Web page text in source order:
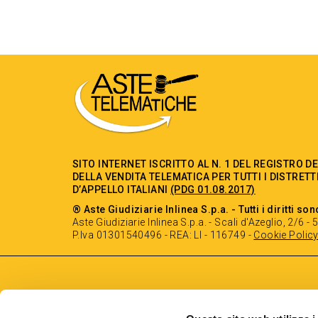
SITO INTERNET ISCRITTO AL N. 1 DEL REGISTRO
DELLA VENDITA TELEMATICA PER TUTTI I
D’APPELLO ITALIANI (PDG 01.08.2017)
® Aste Giudiziarie Inlinea S.p.a. - Tutti i diritti
Aste Giudiziarie Inlinea S.p.a. - Scali d'Azeglio, 2/6 -
P.Iva 01301540496 - REA: LI - 116749 - Cookie Policy